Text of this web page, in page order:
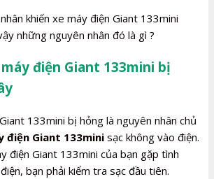
khiến xe máy điện Giant 133mini
những nguyên nhân đó là gì ?
điện Giant 133mini bị
133mini bị hỏng là nguyên nhân chủ
điện Giant 133mini sạc không vào điện.
điện Giant 133mini của bạn gặp tình
bạn phải kiểm tra sạc đầu tiên.